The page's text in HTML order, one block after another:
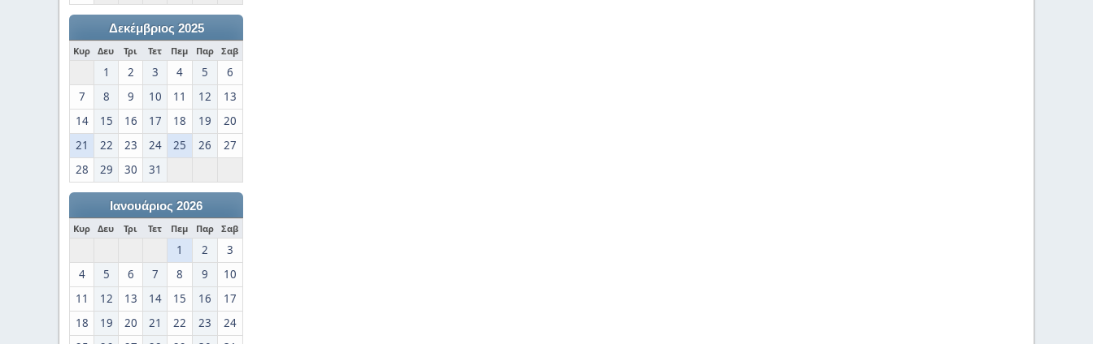
Δεκέμβριος 2025
Κυρ Δευ Τρι Τετ Πεμ Παρ Σαβ
1 2 3 4 5
6
7
8 9 10 11 12
13
14
15 16 17 18 19
20
21
22 23 24 25 26
27
28
29 30 31
Ιανουάριος 2026
Κυρ Δευ Τρι Τετ Πεμ Παρ Σαβ
1 2
3
4
5 6 7 8 9
10
11
12 13 14 15 16
17
18
19 20 21 22 23
24